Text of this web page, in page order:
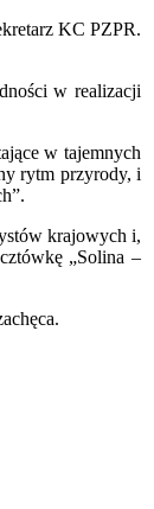
KC PZPR.
w realizacji
w tajemnych
rytm przyrody, i
krajowych i,
„Solina –